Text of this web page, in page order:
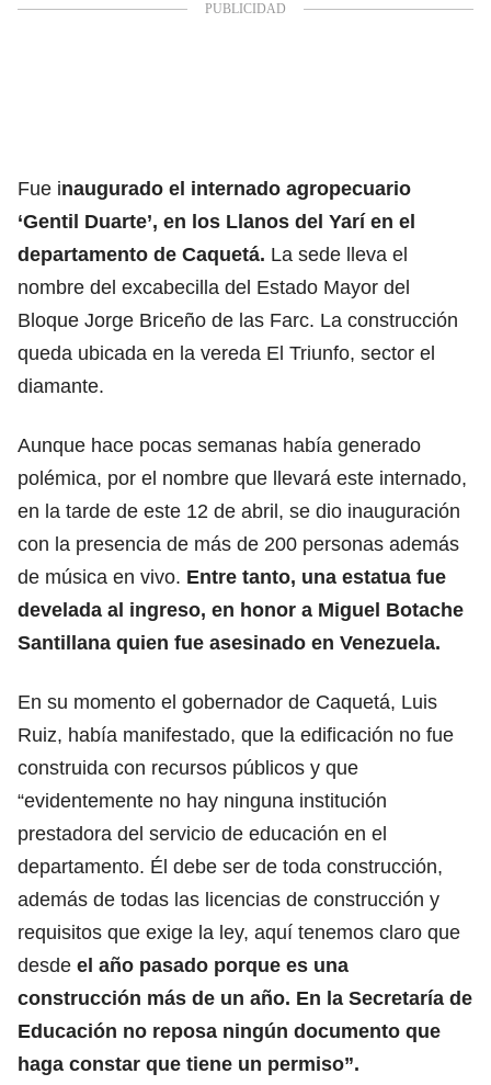
Fue inaugurado el internado agropecuario
‘Gentil Duarte’, en los Llanos del Yarí en el
departamento de Caquetá. La sede lleva el
nombre del excabecilla del Estado Mayor del
Bloque Jorge Briceño de las Farc. La construcción
queda ubicada en la vereda El Triunfo, sector el
diamante.
Aunque hace pocas semanas había generado
polémica, por el nombre que llevará este internado,
en la tarde de este 12 de abril, se dio inauguración
con la presencia de más de 200 personas además
de música en vivo. Entre tanto, una estatua fue
develada al ingreso, en honor a Miguel Botache
Santillana quien fue asesinado en Venezuela.
En su momento el gobernador de Caquetá, Luis
Ruiz, había manifestado, que la edificación no fue
construida con recursos públicos y que
“evidentemente no hay ninguna institución
prestadora del servicio de educación en el
departamento. Él debe ser de toda construcción,
además de todas las licencias de construcción y
requisitos que exige la ley, aquí tenemos claro que
desde el año pasado porque es una
construcción más de un año. En la Secretaría de
Educación no reposa ningún documento que
haga constar que tiene un permiso”.